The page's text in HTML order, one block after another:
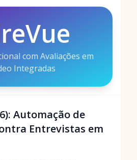
com Avaliações em
Integradas
Automação de
Entrevistas em